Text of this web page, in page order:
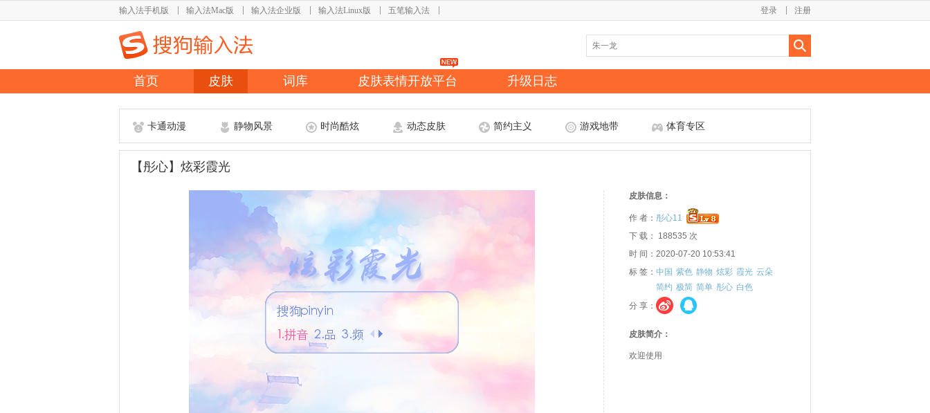
输入法手机版 输入法Mac版 输入法企业版 输入法Linux版 五笔输入法 注册
登录
首页 皮肤 词库 皮肤表情开放平台 升级日志
卡通动漫 静物风景 时尚酷炫 动态皮肤 简约主义 游戏地带 体育专区
【彤心】炫彩霞光
皮肤信息：
作 者： 彤心11
下 载： 188535 次
时 间：2020-07-20 10:53:41
标 签： 中国 紫色 静物 炫彩 霞光 云朵
简约 极简 简单 彤心 白色
分 享：
皮肤简介：
欢迎使用